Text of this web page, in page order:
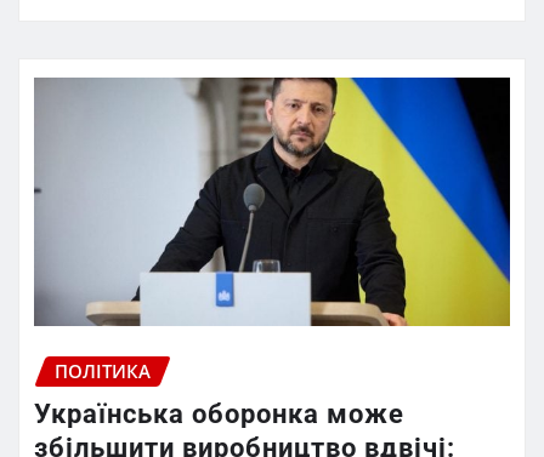
ПОЛІТИКА
Українська оборонка може
збільшити виробництво вдвічі: